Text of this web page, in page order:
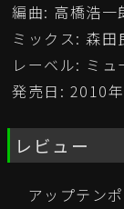
編曲: 高橋浩一
ミックス: 森田
レーベル: ミュ
発売日: 2010
レビュー
アップテン